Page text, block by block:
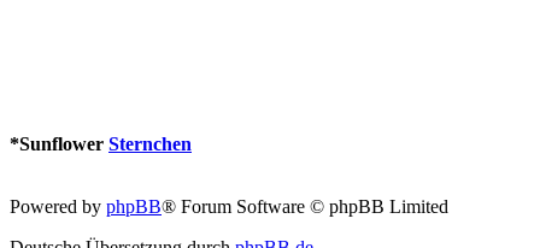
*Sunflower Sternchen
Powered by phpBB® Forum Software © phpBB Limited